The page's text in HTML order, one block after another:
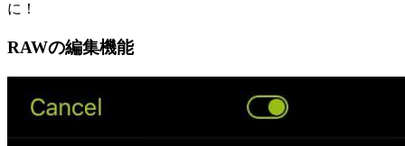
に！
RAWの編集機能